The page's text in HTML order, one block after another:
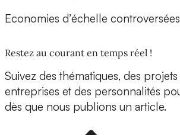
Economies d’échelle controversées
Restez au courant en temps réel !
Suivez des thématiques, des
entreprises et des personnalités
dès que nous publions un article.